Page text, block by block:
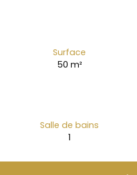
Surface
50 m²
Salle de bains
1